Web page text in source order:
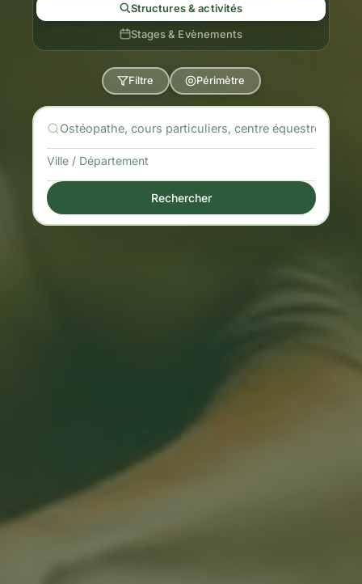
Structures & activités
Stages & Evènements
Filtre Périmètre
Rechercher